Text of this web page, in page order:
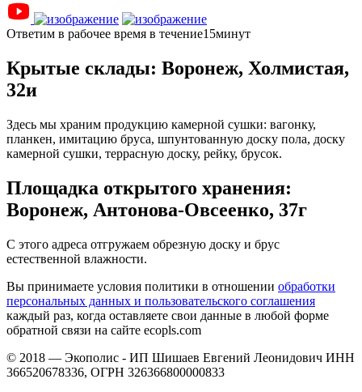
Ответим в рабочее время в течение15минут
Крытые склады: Воронеж, Холмистая,
32и
Здесь мы храним продукцию камерной сушки: вагонку,
планкен, имитацию бруса, шпунтованную доску пола, доску
камерной сушки, террасную доску, рейку, брусок.
Площадка открытого хранения:
Воронеж, Антонова-Овсеенко, 37г
С этого адреса отгружаем обрезную доску и брус
естественной влажности.
Вы принимаете условия политики в отношении обработки
персональных данных и пользовательского соглашения
каждый раз, когда оставляете свои данные в любой форме
обратной связи на сайте ecopls.com
© 2018 — Экополис - ИП Шишаев Евгений Леонидович ИНН
366520678336, ОГРН 326366800000833